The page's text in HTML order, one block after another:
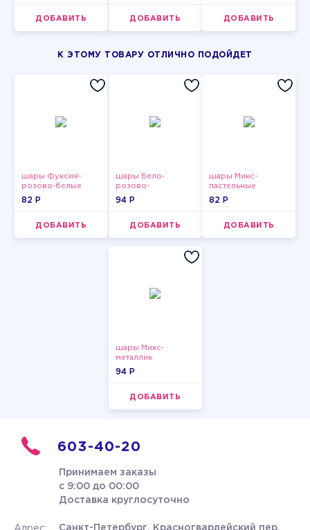
ДОБАВИТЬ ДОБАВИТЬ ДОБАВИТЬ
К ЭТОМУ ТОВАРУ ОТЛИЧНО ПОДОЙДЕТ
шары Фуксия-
розово-белые
пастельные
82 P
ДОБАВИТЬ
шары Бело-
розово-
фиолетово-
94 P
ДОБАВИТЬ
шары Микс-
пастельные
82 P
ДОБАВИТЬ
шары Микс-
металлик
94 P
ДОБАВИТЬ
603-40-20
Принимаем заказы
с 9:00 до 00:00
Доставка круглосуточно
Санкт-Петербург, Красногвардейский пер.